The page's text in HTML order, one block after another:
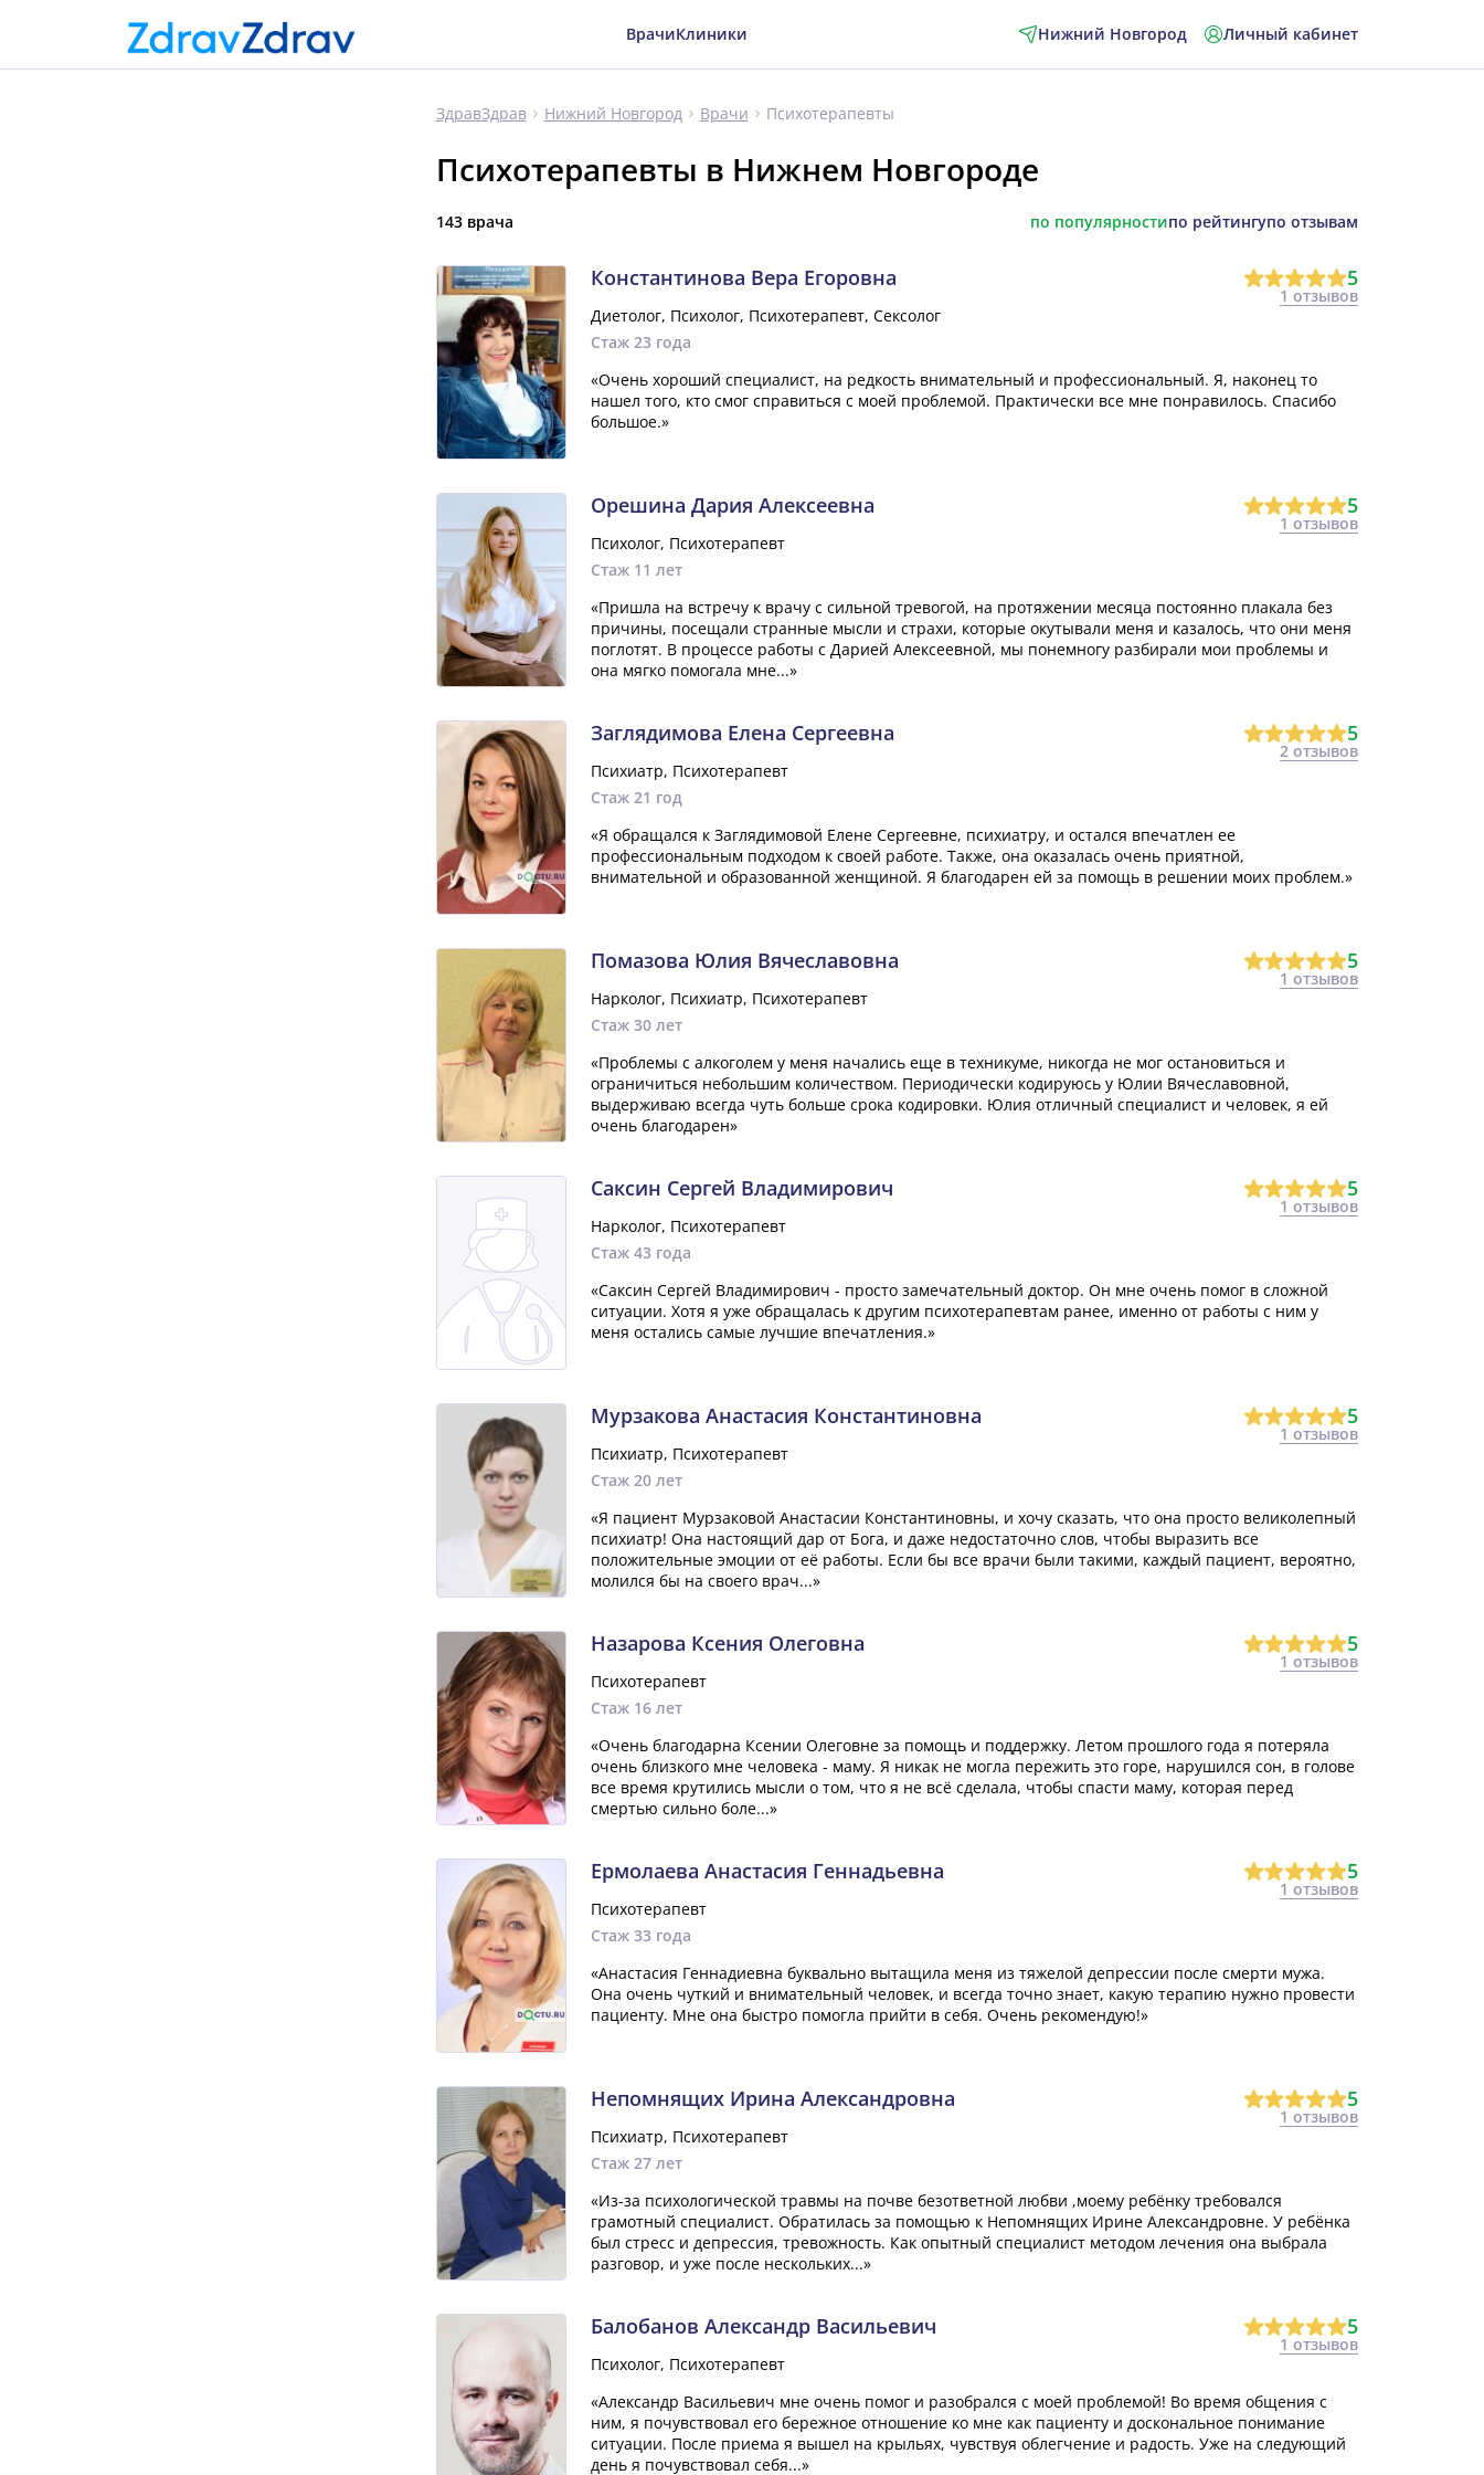
ВрачиКлиники Нижний Новгород Личный кабинет
ЗдравЗдрав Нижний Новгород Врачи Психотерапевты
Психотерапевты в Нижнем Новгороде
143 врача по популярностипо рейтингупо отзывам
Константинова Вера Егоровна 5
1 отзывов
Диетолог, Психолог, Психотерапевт, Сексолог
Стаж 23 года
«Очень хороший специалист, на редкость внимательный и профессиональный. Я, наконец то
нашел того, кто смог справиться с моей проблемой. Практически все мне понравилось. Спасибо
большое.»
Орешина Дария Алексеевна 5
1 отзывов
Психолог, Психотерапевт
Стаж 11 лет
«Пришла на встречу к врачу с сильной тревогой, на протяжении месяца постоянно плакала без
причины, посещали странные мысли и страхи, которые окутывали меня и казалось, что они меня
поглотят. В процессе работы с Дарией Алексеевной, мы понемногу разбирали мои проблемы и
она мягко помогала мне...»
Заглядимова Елена Сергеевна 5
2 отзывов
Психиатр, Психотерапевт
Стаж 21 год
«Я обращался к Заглядимовой Елене Сергеевне, психиатру, и остался впечатлен ее
профессиональным подходом к своей работе. Также, она оказалась очень приятной,
внимательной и образованной женщиной. Я благодарен ей за помощь в решении моих проблем.»
Помазова Юлия Вячеславовна 5
1 отзывов
Нарколог, Психиатр, Психотерапевт
Стаж 30 лет
«Проблемы с алкоголем у меня начались еще в техникуме, никогда не мог остановиться и
ограничиться небольшим количеством. Периодически кодируюсь у Юлии Вячеславовной,
выдерживаю всегда чуть больше срока кодировки. Юлия отличный специалист и человек, я ей
очень благодарен»
Саксин Сергей Владимирович 5
1 отзывов
Нарколог, Психотерапевт
Стаж 43 года
«Саксин Сергей Владимирович - просто замечательный доктор. Он мне очень помог в сложной
ситуации. Хотя я уже обращалась к другим психотерапевтам ранее, именно от работы с ним у
меня остались самые лучшие впечатления.»
Мурзакова Анастасия Константиновна 5
1 отзывов
Психиатр, Психотерапевт
Стаж 20 лет
«Я пациент Мурзаковой Анастасии Константиновны, и хочу сказать, что она просто великолепный
психиатр! Она настоящий дар от Бога, и даже недостаточно слов, чтобы выразить все
положительные эмоции от её работы. Если бы все врачи были такими, каждый пациент, вероятно,
молился бы на своего врач...»
Назарова Ксения Олеговна 5
1 отзывов
Психотерапевт
Стаж 16 лет
«Очень благодарна Ксении Олеговне за помощь и поддержку. Летом прошлого года я потеряла
очень близкого мне человека - маму. Я никак не могла пережить это горе, нарушился сон, в голове
все время крутились мысли о том, что я не всё сделала, чтобы спасти маму, которая перед
смертью сильно боле...»
Ермолаева Анастасия Геннадьевна 5
1 отзывов
Психотерапевт
Стаж 33 года
«Анастасия Геннадиевна буквально вытащила меня из тяжелой депрессии после смерти мужа.
Она очень чуткий и внимательный человек, и всегда точно знает, какую терапию нужно провести
пациенту. Мне она быстро помогла прийти в себя. Очень рекомендую!»
Непомнящих Ирина Александровна 5
1 отзывов
Психиатр, Психотерапевт
Стаж 27 лет
«Из-за психологической травмы на почве безответной любви ,моему ребёнку требовался
грамотный специалист. Обратилась за помощью к Непомнящих Ирине Александровне. У ребёнка
был стресс и депрессия, тревожность. Как опытный специалист методом лечения она выбрала
разговор, и уже после нескольких...»
Балобанов Александр Васильевич 5
1 отзывов
Психолог, Психотерапевт
«Александр Васильевич мне очень помог и разобрался с моей проблемой! Во время общения с
ним, я почувствовал его бережное отношение ко мне как пациенту и доскональное понимание
ситуации. После приема я вышел на крыльях, чувствуя облегчение и радость. Уже на следующий
день я почувствовал себя...»